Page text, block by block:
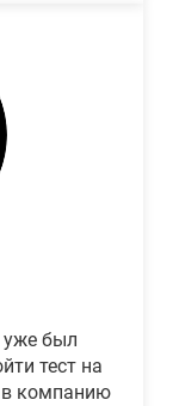
уже был
тест на
в компанию